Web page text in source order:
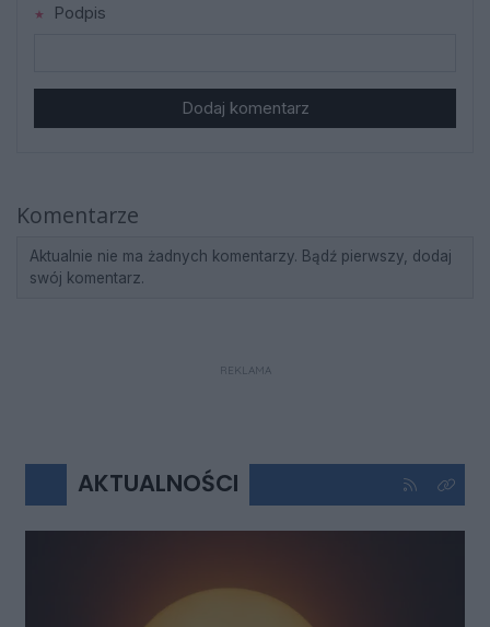
Podpis
Dodaj komentarz
Komentarze
Aktualnie nie ma żadnych komentarzy. Bądź pierwszy, dodaj
swój komentarz.
REKLAMA
AKTUALNOŚCI Kliknij aby
Kliknij